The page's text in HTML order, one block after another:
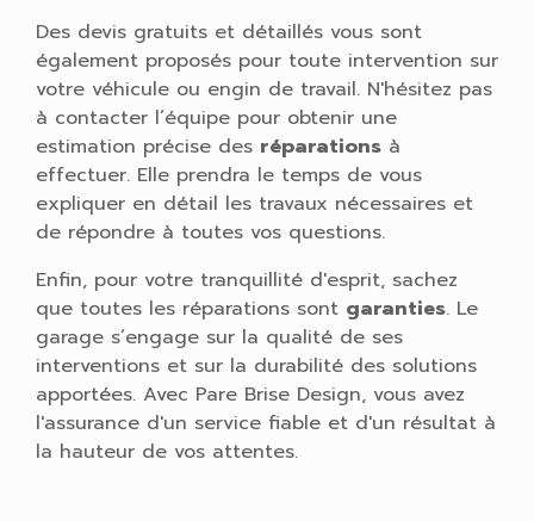
Des devis gratuits et détaillés vous sont
également proposés pour toute intervention sur
votre véhicule ou engin de travail. N'hésitez pas
à contacter l’équipe pour obtenir une
estimation précise des réparationsà
effectuer. Elle prendra le temps de vous
expliquer en détail les travaux nécessaires et
de répondre à toutes vos questions.
Enfin, pour votre tranquillité d'esprit, sachez
que toutes les réparations sont garanties. Le
garage s’engage sur la qualité de ses
interventions et sur la durabilité des solutions
apportées. Avec Pare Brise Design, vous avez
l'assurance d'un service fiable et d'un résultat à
la hauteur de vos attentes.